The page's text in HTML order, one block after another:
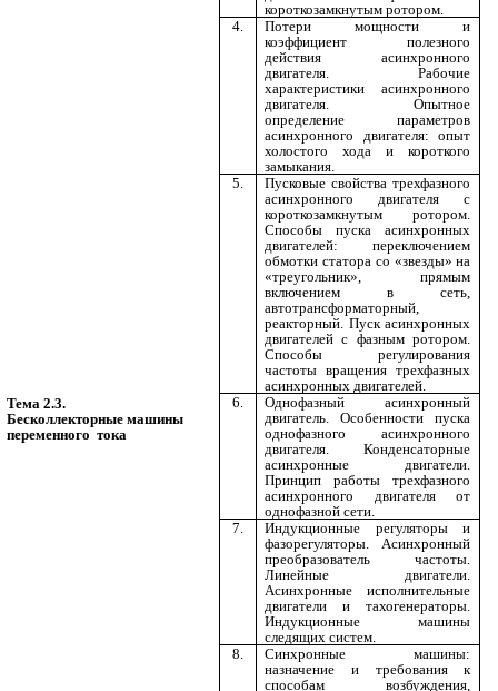
Тема 2.3.
Бесколлекторные машины
переменного тока
короткозамкнутым ротором.
4.
Потери мощности и
коэффициент полезного
действия асинхронного
двигателя. Рабочие
характеристики асинхронного
двигателя. Опытное
определение параметров
асинхронного двигателя: опыт
холостого хода и короткого
замыкания.
5.
Пусковые свойства трехфазного
асинхронного двигателя с
короткозамкнутым ротором.
Способы пуска асинхронных
двигателей: переключением
обмотки статора со «звезды» на
«треугольник», прямым
включением в сеть,
автотрансформаторный,
реакторный. Пуск асинхронных
двигателей с фазным ротором.
Способы регулирования
частоты вращения трехфазных
асинхронных двигателей.
6.
Однофазный асинхронный
двигатель. Особенности пуска
однофазного асинхронного
двигателя. Конденсаторные
асинхронные двигатели.
Принцип работы трехфазного
асинхронного двигателя от
однофазной сети.
7.
Индукционные регуляторы и
фазорегуляторы. Асинхронный
преобразователь частоты.
Линейные двигатели.
Асинхронные исполнительные
двигатели и тахогенераторы.
Индукционные машины
следящих систем.
8.
Синхронные машины:
назначение и требования к
способам возбуждения,